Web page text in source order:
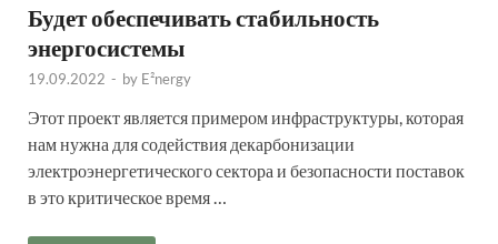
Будет обеспечивать стабильность
энергосистемы
19.09.2022 - by E²nergy
Этот проект является примером инфраструктуры, которая
нам нужна для содействия декарбонизации
электроэнергетического сектора и безопасности поставок
в это критическое время …